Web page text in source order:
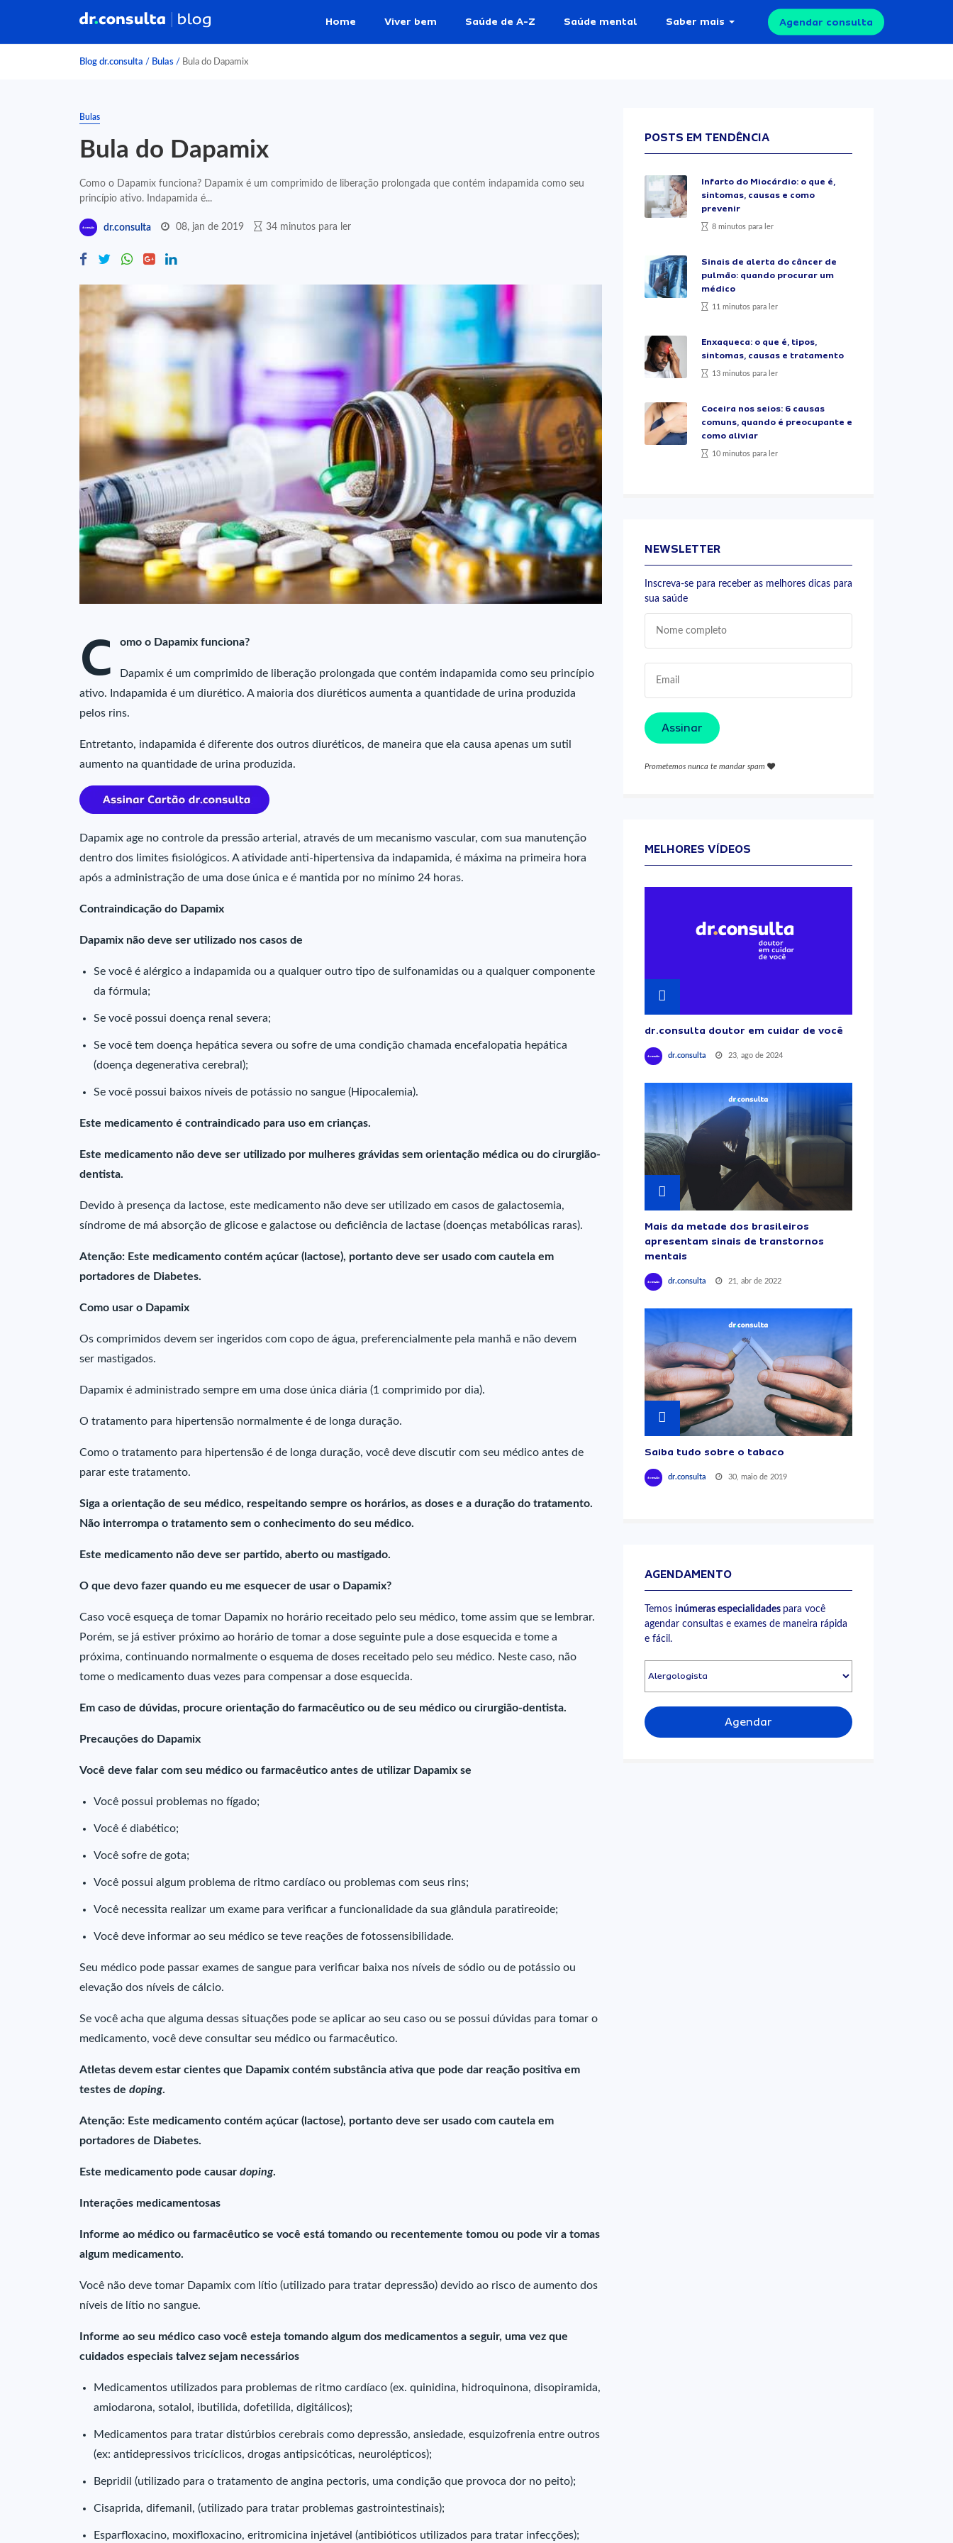
Home Viver bem Saúde de A-Z Saúde mental Saber mais Agendar consulta
Blog dr.consulta / Bulas / Bula do Dapamix
Bulas
Bula do Dapamix
Como o Dapamix funciona? Dapamix é um comprimido de liberação prolongada que contém indapamida como seu
princípio ativo. Indapamida é...
dr.consulta 08, jan de 2019 34 minutos para ler
C omo o Dapamix funciona?
Dapamix é um comprimido de liberação prolongada que contém indapamida como seu princípio
ativo. Indapamida é um diurético. A maioria dos diuréticos aumenta a quantidade de urina produzida
pelos rins.
Entretanto, indapamida é diferente dos outros diuréticos, de maneira que ela causa apenas um sutil
aumento na quantidade de urina produzida.
Dapamix age no controle da pressão arterial, através de um mecanismo vascular, com sua manutenção
dentro dos limites fisiológicos. A atividade anti-hipertensiva da indapamida, é máxima na primeira hora
após a administração de uma dose única e é mantida por no mínimo 24 horas.
Contraindicação do Dapamix
Dapamix não deve ser utilizado nos casos de
Se você é alérgico a indapamida ou a qualquer outro tipo de sulfonamidas ou a qualquer componente
da fórmula;
Se você possui doença renal severa;
Se você tem doença hepática severa ou sofre de uma condição chamada encefalopatia hepática
(doença degenerativa cerebral);
Se você possui baixos níveis de potássio no sangue (Hipocalemia).
Este medicamento é contraindicado para uso em crianças.
Este medicamento não deve ser utilizado por mulheres grávidas sem orientação médica ou do cirurgião-
dentista.
Devido à presença da lactose, este medicamento não deve ser utilizado em casos de galactosemia,
síndrome de má absorção de glicose e galactose ou deficiência de lactase (doenças metabólicas raras).
Atenção: Este medicamento contém açúcar (lactose), portanto deve ser usado com cautela em
portadores de Diabetes.
Como usar o Dapamix
Os comprimidos devem ser ingeridos com copo de água, preferencialmente pela manhã e não devem
ser mastigados.
Dapamix é administrado sempre em uma dose única diária (1 comprimido por dia).
O tratamento para hipertensão normalmente é de longa duração.
Como o tratamento para hipertensão é de longa duração, você deve discutir com seu médico antes de
parar este tratamento.
Siga a orientação de seu médico, respeitando sempre os horários, as doses e a duração do tratamento.
Não interrompa o tratamento sem o conhecimento do seu médico.
Este medicamento não deve ser partido, aberto ou mastigado.
O que devo fazer quando eu me esquecer de usar o Dapamix?
Caso você esqueça de tomar Dapamix no horário receitado pelo seu médico, tome assim que se lembrar.
Porém, se já estiver próximo ao horário de tomar a dose seguinte pule a dose esquecida e tome a
próxima, continuando normalmente o esquema de doses receitado pelo seu médico. Neste caso, não
tome o medicamento duas vezes para compensar a dose esquecida.
Em caso de dúvidas, procure orientação do farmacêutico ou de seu médico ou cirurgião-dentista.
Precauções do Dapamix
Você deve falar com seu médico ou farmacêutico antes de utilizar Dapamix se
Você possui problemas no fígado;
Você é diabético;
Você sofre de gota;
Você possui algum problema de ritmo cardíaco ou problemas com seus rins;
Você necessita realizar um exame para verificar a funcionalidade da sua glândula paratireoide;
Você deve informar ao seu médico se teve reações de fotossensibilidade.
Seu médico pode passar exames de sangue para verificar baixa nos níveis de sódio ou de potássio ou
elevação dos níveis de cálcio.
Se você acha que alguma dessas situações pode se aplicar ao seu caso ou se possui dúvidas para tomar o
medicamento, você deve consultar seu médico ou farmacêutico.
Atletas devem estar cientes que Dapamix contém substância ativa que pode dar reação positiva em
testes de doping.
Atenção: Este medicamento contém açúcar (lactose), portanto deve ser usado com cautela em
portadores de Diabetes.
Este medicamento pode causar doping.
Interações medicamentosas
Informe ao médico ou farmacêutico se você está tomando ou recentemente tomou ou pode vir a tomas
algum medicamento.
Você não deve tomar Dapamix com lítio (utilizado para tratar depressão) devido ao risco de aumento dos
níveis de lítio no sangue.
Informe ao seu médico caso você esteja tomando algum dos medicamentos a seguir, uma vez que
cuidados especiais talvez sejam necessários
Medicamentos utilizados para problemas de ritmo cardíaco (ex. quinidina, hidroquinona, disopiramida,
amiodarona, sotalol, ibutilida, dofetilida, digitálicos);
Medicamentos para tratar distúrbios cerebrais como depressão, ansiedade, esquizofrenia entre outros
(ex: antidepressivos tricíclicos, drogas antipsicóticas, neurolépticos);
Bepridil (utilizado para o tratamento de angina pectoris, uma condição que provoca dor no peito);
Cisaprida, difemanil, (utilizado para tratar problemas gastrointestinais);
Esparfloxacino, moxifloxacino, eritromicina injetável (antibióticos utilizados para tratar infecções);
POSTS EM TENDÊNCIA
Infarto do Miocárdio: o que é,
sintomas, causas e como
prevenir
8 minutos para ler
Sinais de alerta do câncer de
pulmão: quando procurar um
médico
11 minutos para ler
Enxaqueca: o que é, tipos,
sintomas, causas e tratamento
13 minutos para ler
Coceira nos seios: 6 causas
comuns, quando é preocupante e
como aliviar
10 minutos para ler
NEWSLETTER
Inscreva-se para receber as melhores dicas para
sua saúde
Assinar
Prometemos nunca te mandar spam
MELHORES VÍDEOS
dr.consulta doutor em cuidar de você
dr.consulta 23, ago de 2024
Mais da metade dos brasileiros
apresentam sinais de transtornos
mentais
dr.consulta 21, abr de 2022
Saiba tudo sobre o tabaco
dr.consulta 30, maio de 2019
AGENDAMENTO
Temos inúmeras especialidades para você
agendar consultas e exames de maneira rápida
e fácil.
Agendar